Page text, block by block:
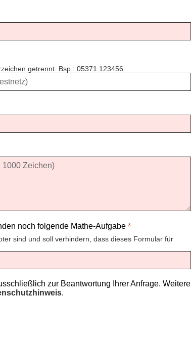
getrennt. Bsp.: 05371 123456
noch folgende Mathe-Aufgabe *
sind und soll verhindern, dass dieses Formular für
zur Beantwortung Ihrer Anfrage. Weitere
.